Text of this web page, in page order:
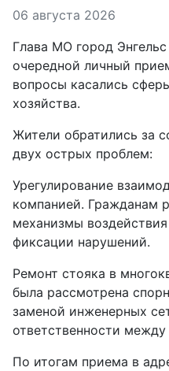
Информация о
06 августа 2026
Глава МО город
очередной личный
вопросы касались
хозяйства.
Жители обратились за
двух острых проблем:
Урегулирование
компанией. Гражданам
механизмы
фиксации нарушений.
Ремонт стояка в
была рассмотрена
заменой инженерных
ответственности
По итогам приема в